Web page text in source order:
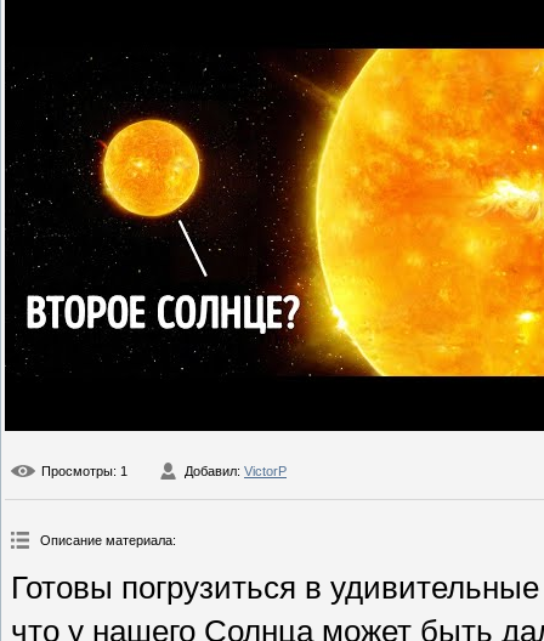
Просмотры: 1 Добавил: VictorP
Описание материала:
Готовы погрузиться в
что у нашего Солнца может быть